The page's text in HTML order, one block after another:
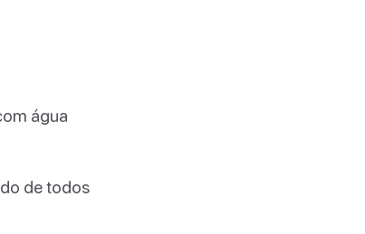
água
de todos